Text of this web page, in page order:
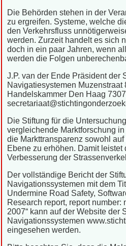
Die Behörden stehen in der
zu ergreifen. Systeme, welche
den Verkehrsfluss
werden. Zurzeit handelt es sich
doch in ein paar Jahren, wenn
werden die Folgen
J.P. van der Ende Präsident der
Navigatiesystemen
Handelskammer Den Haag
Die Stiftung für die
vergleichende Marktforschung
die Markttransparenz sowohl
Ebene zu erhöhen. Damit
Verbesserung der
Der vollständige Bericht der
Navigationssystemen mit dem
Undermine Road Safety,
Research report, report
2007“ kann auf der Website der
Navigationssystemen
eingesehen werden.